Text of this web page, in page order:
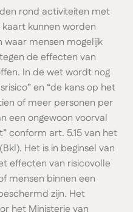
rond activiteiten met
kunnen worden
waar mensen mogelijk
de effecten van
In de wet wordt nog
en “de kans op het
of meer personen per
een ongewoon voorval
conform art. 5.15 van het
Het is in beginsel van
effecten van risicovolle
mensen binnen een
zijn. Het
het Ministerie van